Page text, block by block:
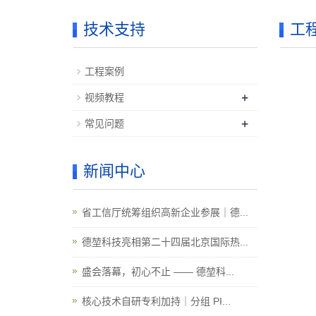
工
技术支持
工程案例
视频教程 +
常见问题 +
新闻中心
省工信厅统筹组织高新企业参展｜德...
德堃科技亮相第二十四届北京国际热...
盛会落幕，初心不止 —— 德堃科...
核心技术自研专利加持｜分组 PI...